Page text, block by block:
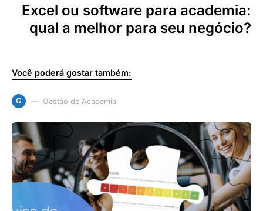
Excel ou software para academia:
qual a melhor para seu negócio?
Você poderá gostar também:
G Gestão de Academia